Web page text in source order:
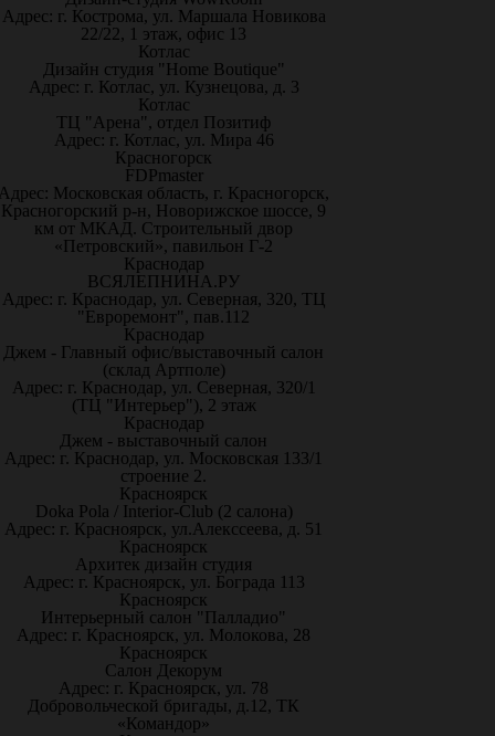
Адрес: г. Кострома, ул. Маршала Новикова
22/22, 1 этаж, офис 13
Котлас
Дизайн студия "Home Boutique"
Адрес: г. Котлас, ул. Кузнецова, д. 3
Котлас
ТЦ "Арена", отдел Позитиф
Адрес: г. Котлас, ул. Мира 46
Красногорск
FDPmaster
Московская область, г. Красногорск,
Красногорский р-н, Новорижское шоссе, 9
км от МКАД. Строительный двор
«Петровский», павильон Г-2
Краснодар
ВСЯЛЕПНИНА.РУ
Адрес: г. Краснодар, ул. Северная, 320, ТЦ
"Евроремонт", пав.112
Краснодар
Джем - Главный офис/выставочный салон
(склад Артполе)
Адрес: г. Краснодар, ул. Северная, 320/1
(ТЦ "Интерьер"), 2 этаж
Краснодар
Джем - выставочный салон
Адрес: г. Краснодар, ул. Московская 133/1
строение 2.
Красноярск
Doka Pola / Interior-Club (2 салона)
Адрес: г. Красноярск, ул.Алекссеева, д. 51
Красноярск
Архитек дизайн студия
Адрес: г. Красноярск, ул. Бограда 113
Красноярск
Интерьерный салон "Палладио"
Адрес: г. Красноярск, ул. Молокова, 28
Красноярск
Салон Декорум
Адрес: г. Красноярск, ул. 78
Добровольческой бригады, д.12, ТК
«Командор»